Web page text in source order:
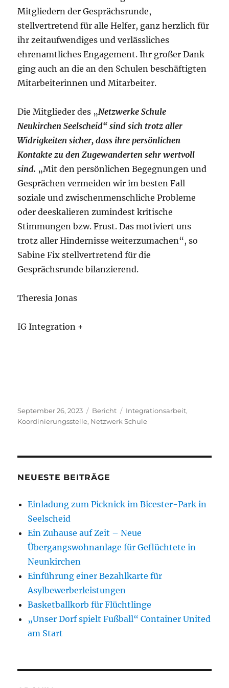
Mitgliedern der Gesprächsrunde,
stellvertretend für alle Helfer, ganz herzlich für
ihr zeitaufwendiges und verlässliches
ehrenamtliches Engagement. Ihr großer Dank
ging auch an die an den Schulen beschäftigten
Mitarbeiterinnen und Mitarbeiter.
Die Mitglieder des „Netzwerke Schule
Neukirchen Seelscheid“ sind sich trotz aller
Widrigkeiten sicher, dass ihre persönlichen
Kontakte zu den Zugewanderten sehr wertvoll
sind. „Mit den persönlichen Begegnungen und
Gesprächen vermeiden wir im besten Fall
soziale und zwischenmenschliche Probleme
oder deeskalieren zumindest kritische
Stimmungen bzw. Frust. Das motiviert uns
trotz aller Hindernisse weiterzumachen“, so
Sabine Fix stellvertretend für die
Gesprächsrunde bilanzierend.
Theresia Jonas
IG Integration +
Veröffentlicht
am
September 26, 2023 Kategorien
Bericht Schlagwörter
Integrationsarbeit,
Koordinierungsstelle, Netzwerk Schule
NEUESTE BEITRÄGE
Einladung zum Picknick im Bicester-Park in
Seelscheid
Ein Zuhause auf Zeit – Neue
Übergangswohnanlage für Geflüchtete in
Neunkirchen
Einführung einer Bezahlkarte für
Asylbewerberleistungen
Basketballkorb für Flüchtlinge
„Unser Dorf spielt Fußball“ Container United
am Start